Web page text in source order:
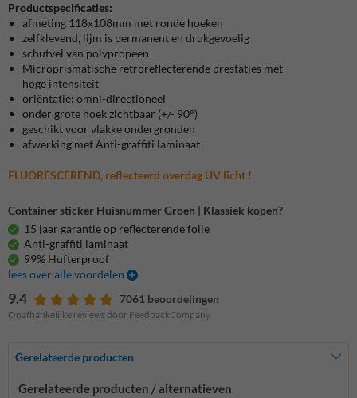
Productspecificaties:
afmeting 118x108mm met ronde hoeken
zelfklevend, lijm is permanent en drukgevoelig
schutvel van polypropeen
Microprismatische retroreflecterende prestaties met
hoge intensiteit
oriëntatie: omni-directioneel
onder grote hoek zichtbaar (+/- 90°)
geschikt voor vlakke ondergronden
afwerking met Anti-graffiti laminaat
FLUORESCEREND, reflecteerd overdag UV licht !
Container sticker Huisnummer Groen | Klassiek kopen?
15 jaar garantie op reflecterende folie
Anti-graffiti laminaat
99% Hufterproof
lees over alle voordelen
9.4 7061 beoordelingen
Onafhankelijke reviews door FeedbackCompany
Gerelateerde producten
Gerelateerde producten / alternatieven